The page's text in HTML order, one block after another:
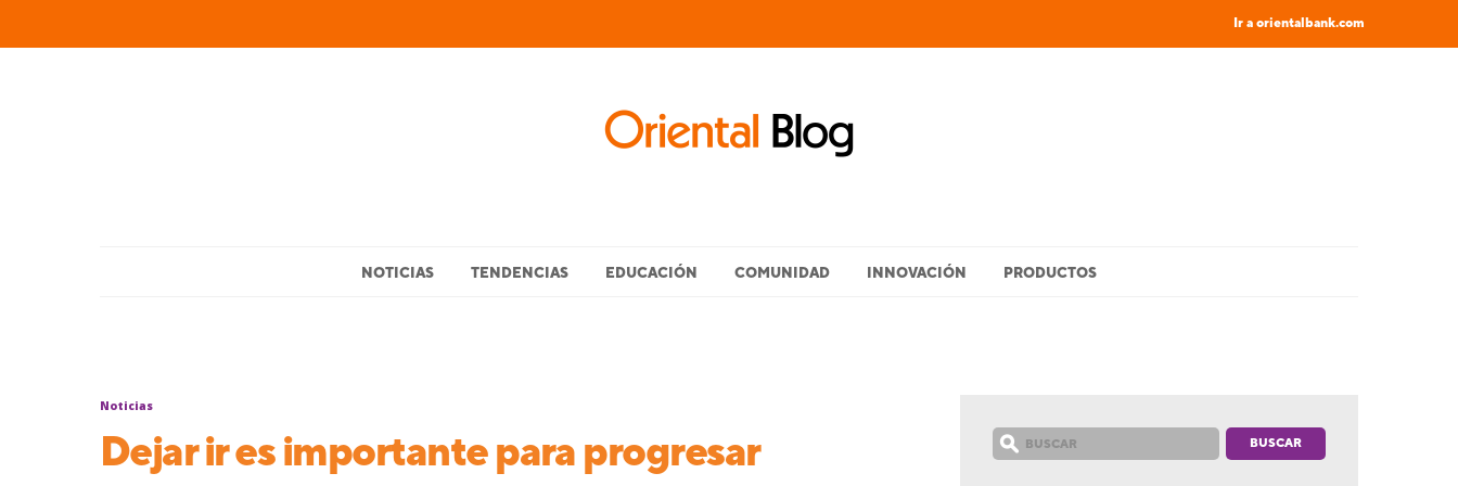
Ir a orientalbank.com
NOTICIAS TENDENCIAS EDUCACIÓN COMUNIDAD INNOVACIÓN PRODUCTOS
Noticias
Dejar ir es importante para progresar